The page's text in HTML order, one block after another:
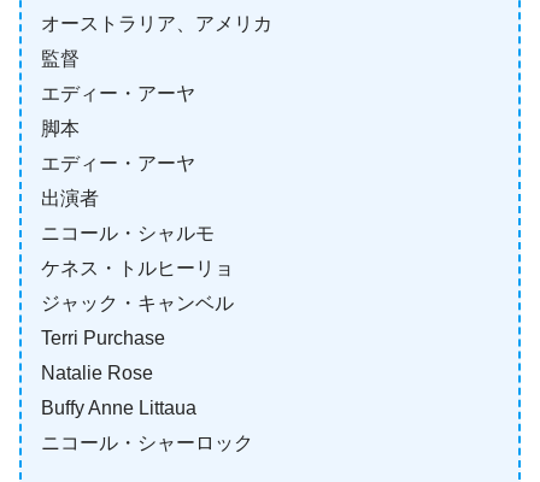
オーストラリア、アメリカ
監督
エディー・アーヤ
脚本
エディー・アーヤ
出演者
ニコール・シャルモ
ケネス・トルヒーリョ
ジャック・キャンベル
Terri Purchase
Natalie Rose
Buffy Anne Littaua
ニコール・シャーロック